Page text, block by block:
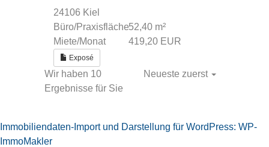
24106 Kiel
Büro/Praxisfläche52,40 m²
Miete/Monat
419,20 EUR
Exposé
Wir haben 10
Ergebnisse für Sie
Neueste zuerst
Immobiliendaten-Import und Darstellung für WordPress: WP-
ImmoMakler